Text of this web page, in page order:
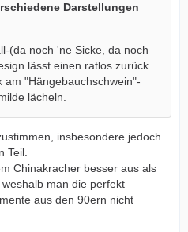
Darstellungen
(da noch 'ne Sicke, da noch
lässt einen ratlos zurück
am "Hängebauchschwein"-
lächeln.
insbesondere jedoch
Teil.
Chinakracher besser aus als
man die perfekt
aus den 90ern nicht